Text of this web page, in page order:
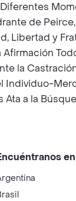
de
Libertad y
la
a la